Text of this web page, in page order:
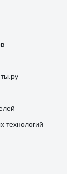
технологий